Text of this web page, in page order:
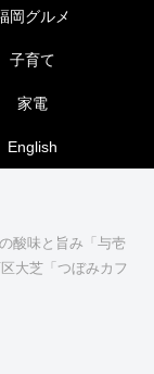
岡グルメ
子育て
家電
English
酸味と旨み「与壱
大芝「つぼみカフ